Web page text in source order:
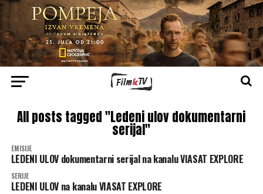
All posts tagged "Ledeni ulov dokumentarni
serijal"
EMISIJE
LEDENI ULOV dokumentarni serijal na kanalu VIASAT EXPLORE
SERIJE
LEDENI ULOV na kanalu VIASAT EXPLORE